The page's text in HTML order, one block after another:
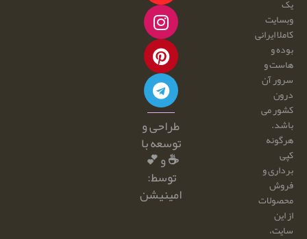
یک
وبسایت
کاملا ایرانی
بوده و
هاست و
سرور آن
درون
کشور می
باشد.
هرگونه
کپی
برداری و
فروش
محصولات
از این
سایت،
طراحی و
توسعه با
☕ و 💕
توسط:
امینیشن